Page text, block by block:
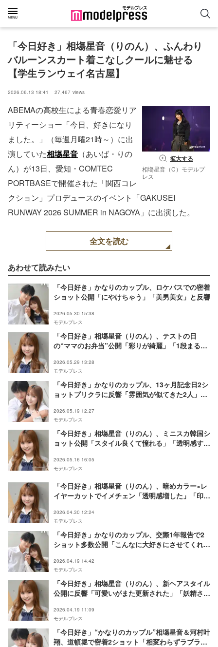
「今日好き」相塲星音（りのん）、ふんわり
バルーンスカート着こなしクールに魅せる
【学生ランウェイ名古屋】
2026.06.13 18:41 27,467 views
拡大する
相塲星⾳（C）モデルプ
レス
ABEMAの高校生による青春恋愛リア
リティーショー「今日、好きになり
ました。」（毎週月曜21時～）に出
演していた相塲星音 （あいば・りの
ん）が13日、愛知・COMTEC
PORTBASEで開催された「関西コレ
クション」プロデュースのイベント「GAKUSEI
RUNWAY 2026 SUMMER in NAGOYA」に出演した。
全文を読む
あわせて読みたい
「今日好き」かなりのカップル、ロケバスでの密着
ショット公開「にやけちゃう」「美男美女」と反響
2026.05.30 15:38
モデルプレス
「今日好き」相塲星音（りのん）、テストの日
の“ママのお弁当”公開「彩りが綺麗」「1段まるま
2026.05.29 13:28
モデルプレス
「今日好き」かなりのカップル、13ヶ月記念日2シ
ョットプリクラに反響「雰囲気が似てきた2人」
2026.05.19 12:27
モデルプレス
「今日好き」相塲星音（りのん）、ミニスカ韓国シ
ョット公開「スタイル良くて憧れる」「透明感すご
2026.05.16 16:05
モデルプレス
「今日好き」相塲星音（りのん）、暗めカラー×レ
イヤーカットでイメチェン「透明感増した」「印象
2026.04.30 12:24
モデルプレス
「今日好き」かなりのカップル、交際1年報告で2
ショット多数公開「こんなに大好きにさせてくれて
2026.04.19 14:42
モデルプレス
「今日好き」相塲星音（りのん）、新ヘアスタイル
公開に反響「可愛いがまた更新された」「妖精さん
2026.04.19 11:09
モデルプレス
「今日好き」“かなりのカップル”相塲星音＆河村叶
翔、道頓堀で密着2ショット「相変わらずラブラ